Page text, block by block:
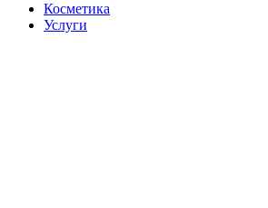
Косметика
Услуги